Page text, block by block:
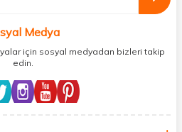
Medya
için sosyal medyadan bizleri takip
edin.